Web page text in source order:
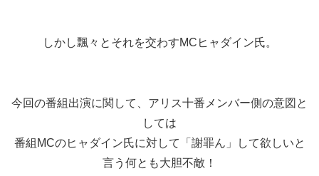
しかし飄々とそれを交わすMCヒャダイン氏。
今回の番組出演に関して、アリス十番メンバー側の意図と
しては
番組MCのヒャダイン氏に対して「謝罪ん」して欲しいと
言う何とも大胆不敵！